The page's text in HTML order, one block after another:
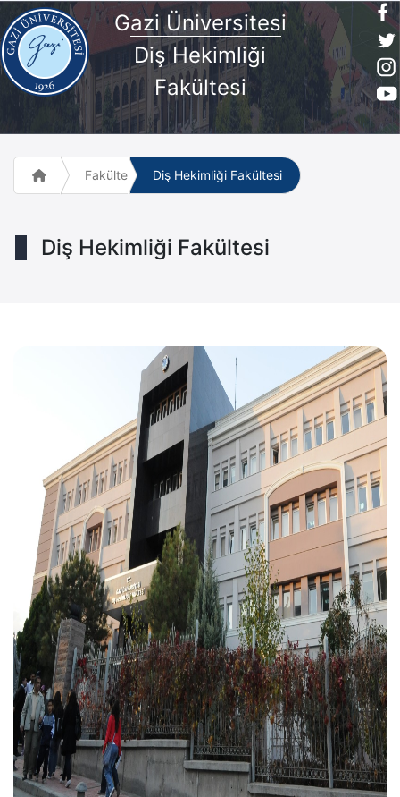
Gazi Üniversitesi
Diş Hekimliği
Fakültesi
Fakülte ve Meslek Yüksek Okulları
Diş Hekimliği Fakültesi
Diş Hekimliği Fakültesi